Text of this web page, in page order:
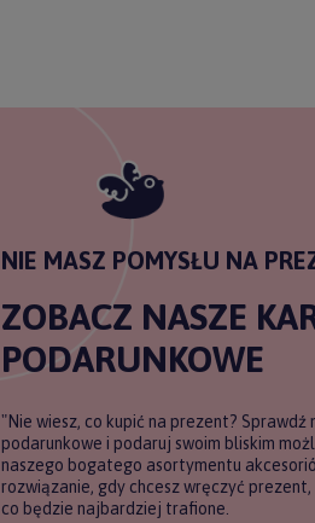
NIE MASZ POMYSŁU NA
ZOBACZ NASZE
PODARUNKOWE
"Nie wiesz, co kupić na prezent? Sprawdź
podarunkowe i podaruj swoim bliskim
naszego bogatego asortymentu
rozwiązanie, gdy chcesz wręczyć prezent,
co będzie najbardziej trafione.